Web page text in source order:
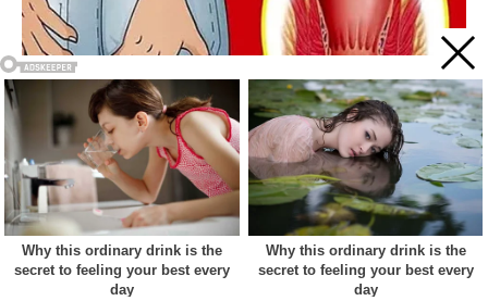
Acest site web folosește cookie-uri pentru a vă îmbunătăți
experiența. Vom presupune că sunteți de acord cu asta dacă
vă continuați navigarea.
Cookie settings ACCEPT